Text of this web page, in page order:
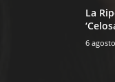
La
6